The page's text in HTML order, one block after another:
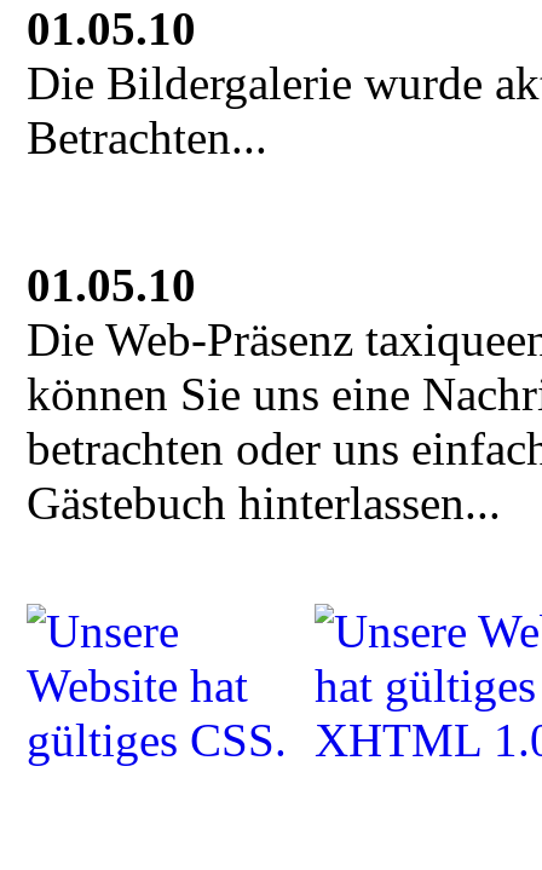
01.05.10
Die Bildergalerie wurde
Betrachten...
01.05.10
Die Web-Präsenz
können Sie uns eine
betrachten oder uns
Gästebuch hinterlassen...